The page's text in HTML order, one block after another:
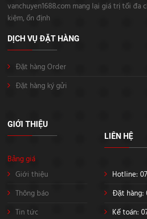
vanchuyen1688.com mang lại giá trị tối đa
kiệm, ổn định
DỊCH VỤ ĐẶT HÀNG
Đặt hàng Order
Đặt hàng ký gửi
GIỚI THIỆU
Bảng giá
Giới thiệu
Thông báo
Tin tức
LIÊN HỆ
Hotline:
Đặt hàng:
Kế toán: